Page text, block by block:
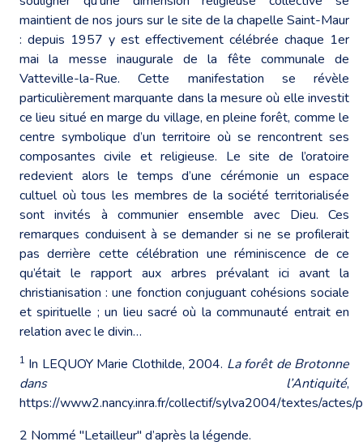
maintient de nos jours sur le site de la chapelle Saint-Maur
: depuis 1957 y est effectivement célébrée chaque 1er
mai la messe inaugurale de la fête communale de
Vatteville-la-Rue. Cette manifestation se révèle
particulièrement marquante dans la mesure où elle investit
ce lieu situé en marge du village, en pleine forêt, comme le
centre symbolique d’un territoire où se rencontrent ses
composantes civile et religieuse. Le site de l’oratoire
redevient alors le temps d’une cérémonie un espace
cultuel où tous les membres de la société territorialisée
sont invités à communier ensemble avec Dieu. Ces
remarques conduisent à se demander si ne se profilerait
pas derrière cette célébration une réminiscence de ce
qu’était le rapport aux arbres prévalant ici avant la
christianisation : une fonction conjuguant cohésions sociale
et spirituelle ; un lieu sacré où la communauté entrait en
relation avec le divin…
1 In LEQUOY Marie Clothilde, 2004. La forêt de Brotonne
dans l’Antiquité,
https://www2.nancy.inra.fr/collectif/sylva2004/textes/
2 Nommé "Letailleur" d’après la légende.